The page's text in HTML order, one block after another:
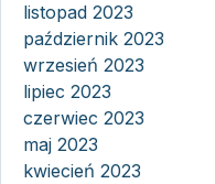
listopad 2023
październik 2023
wrzesień 2023
lipiec 2023
czerwiec 2023
maj 2023
kwiecień 2023